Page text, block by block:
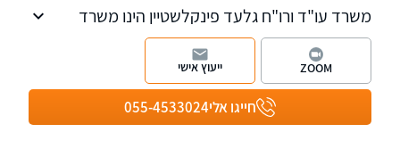
משרד עו"ד ורו"ח גלעד פינקלשטיין הינו משרד
בוטיק המלווה עסקים בכל היבטי המשפט המסחרי.
הכשרתו של עו"ד פינקלשטיין מחברת בין משפט
לפיננסים, תוך שילוב אסטרטגיות חשבונאיות
והערכות שווי בייעוץ המשפטי. בפגישת ייעוץ קצרה
תוכלו להתרשם.
חייגו אלי055-4533024
ZOOM ייעוץ אישי